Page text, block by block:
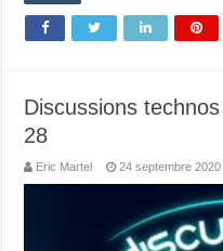
Discussions
28
Eric Martel 24 septembre 2020